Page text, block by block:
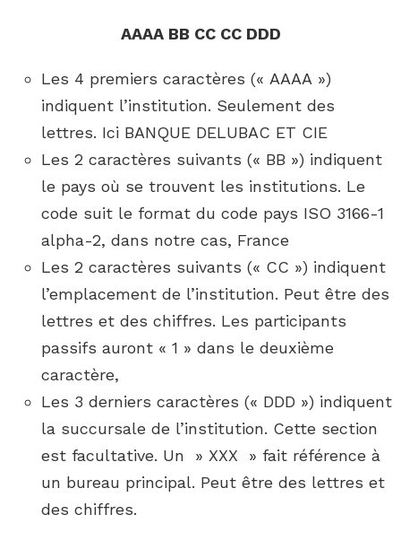
AAAA BB CC CC DDD
Les 4 premiers caractères (« AAAA »)
indiquent l’institution. Seulement des
lettres. Ici BANQUE DELUBAC ET CIE
Les 2 caractères suivants (« BB ») indiquent
le pays où se trouvent les institutions. Le
code suit le format du code pays ISO 3166-1
alpha-2, dans notre cas, France
Les 2 caractères suivants (« CC ») indiquent
l’emplacement de l’institution. Peut être des
lettres et des chiffres. Les participants
passifs auront « 1 » dans le deuxième
caractère,
Les 3 derniers caractères (« DDD ») indiquent
la succursale de l’institution. Cette section
est facultative. Un » XXX » fait référence à
un bureau principal. Peut être des lettres et
des chiffres.